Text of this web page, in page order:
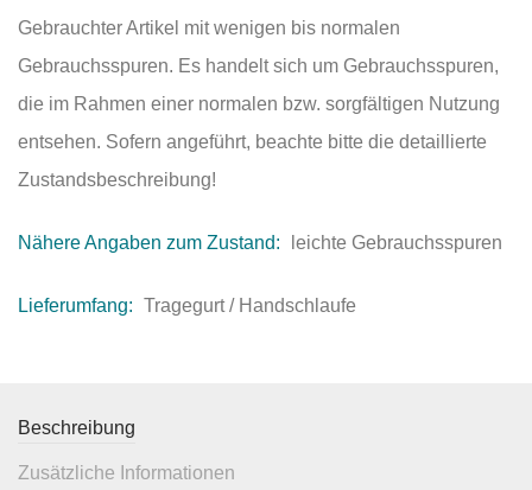
Gebrauchter Artikel mit wenigen bis normalen
Gebrauchsspuren. Es handelt sich um Gebrauchsspuren,
die im Rahmen einer normalen bzw. sorgfältigen Nutzung
entsehen. Sofern angeführt, beachte bitte die detaillierte
Zustandsbeschreibung!
Nähere Angaben zum Zustand: leichte Gebrauchsspuren
Lieferumfang: Tragegurt / Handschlaufe
Beschreibung
Zusätzliche Informationen